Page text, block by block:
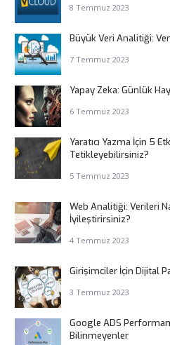
8 Temmuz 2023
Büyük Veri Analitiği:
7 Temmuz 2023
Yapay Zeka: Günlük
6 Temmuz 2023
Yaratıcı Yazma İçin 5
Tetikleyebilirsiniz?
5 Temmuz 2023
Web Analitiği: Verileri
İyileştirirsiniz?
4 Temmuz 2023
Girişimciler İçin Dijital
3 Temmuz 2023
Google ADS
Bilinmeyenler